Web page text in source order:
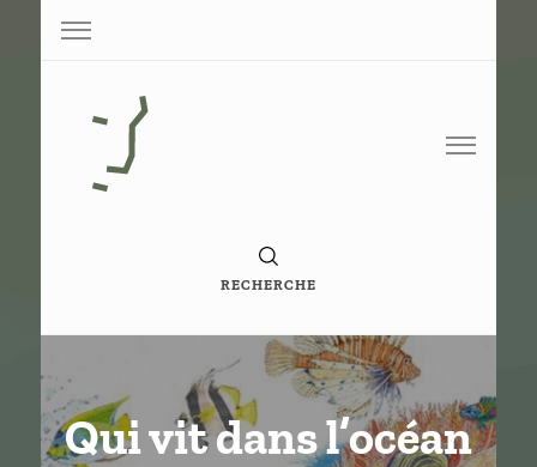
Base de conaissance de G. Vigneron
RECHERCHE
Qui vit dans l’océan